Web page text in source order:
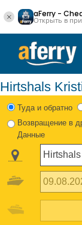
aFerry -
Открыть в
Hirtshals
Туда и обратно
Возвращение в
Данные